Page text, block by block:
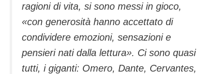
ragioni di vita, si sono messi in gioco,
«con generosità hanno accettato di
condividere emozioni, sensazioni e
pensieri nati dalla lettura». Ci sono quasi
tutti, i giganti: Omero, Dante, Cervantes,